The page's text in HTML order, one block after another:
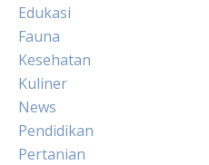
Edukasi
Fauna
Kesehatan
Kuliner
News
Pendidikan
Pertanian